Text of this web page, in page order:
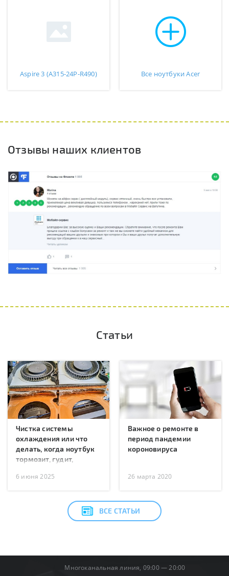
Aspire 3 (A315-24P-R490) Все ноутбуки Acer
Отзывы наших клиентов
Статьи
Чистка системы
охлаждения или что
делать, когда ноутбук
тормозит, гудит,
перезагружается?
6 июня 2025
Важное о ремонте в
период пандемии
короновируса
26 марта 2020
ВСЕ СТАТЬИ
Многоканальная линия, 09:00 — 20:00